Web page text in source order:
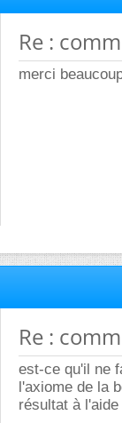
Re :
merci
Re :
est-ce qu'il ne
l'axiome de la
résultat à